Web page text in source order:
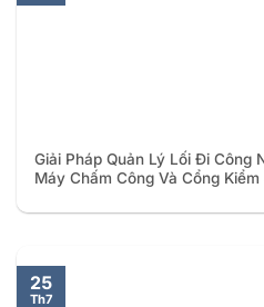
Giải Pháp Quản Lý Lối Đi Công
Máy Chấm Công Và Cổng
25
Th7